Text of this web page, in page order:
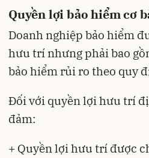
Quyền lợi bảo hiểm cơ
Doanh nghiệp bảo hiểm
hưu trí nhưng phải bao
bảo hiểm rủi ro theo quy
Đối với quyền lợi hưu trí
đảm:
+ Quyền lợi hưu trí được